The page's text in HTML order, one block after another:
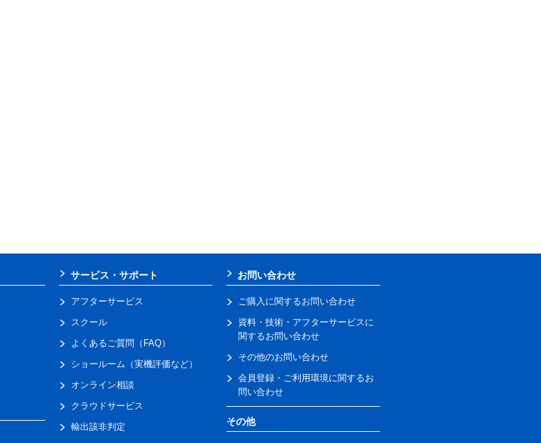
サービス・サポート
アフターサービス
スクール
よくあるご質問（FAQ）
ショールーム（実機評価など）
オンライン相談
クラウドサービス
輸出該非判定
お問い合わせ
ご購入に関するお問い合わせ
資料・技術・アフターサービスに
関するお問い合わせ
その他のお問い合わせ
会員登録・ご利用環境に関するお
問い合わせ
その他